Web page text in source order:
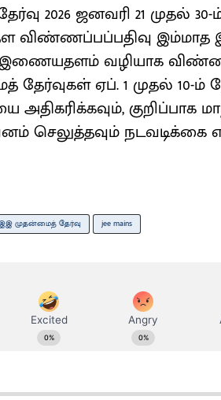
2026 ஜனவரி 21 முதல்
இம்மாத
இணையதளம் வழியாக
ஏப். 1 முதல் 10-ம்
குறிப்பாக
செலுத்தவும் நடவடிக்கை
முதன்மைத் தேர்வு jee mains